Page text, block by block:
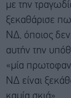
με την
ξεκαθάρισε
ΝΔ, όποιος
αυτήν την
«μία
ΝΔ είναι